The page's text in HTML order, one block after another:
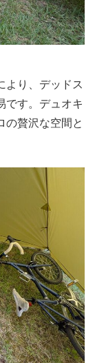
より、デッドス
です。デュオキ
の贅沢な空間と